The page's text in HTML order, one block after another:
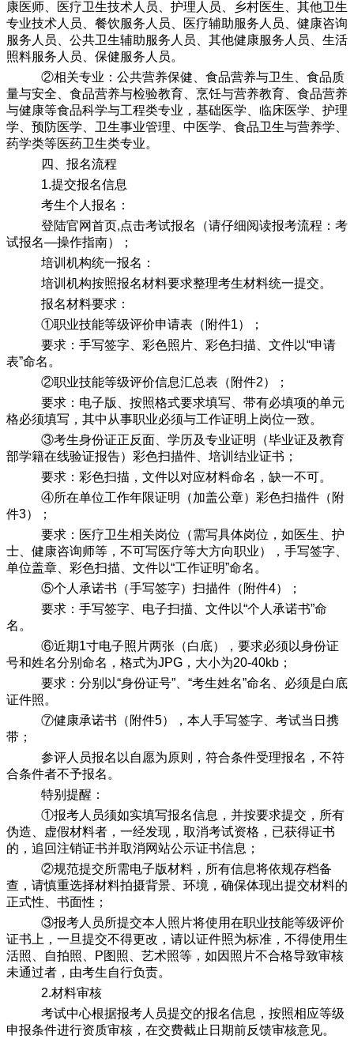
康医师、医疗卫生技术人员、护理人员、乡村医生、其他卫生
专业技术人员、餐饮服务人员、医疗辅助服务人员、健康咨询
服务人员、公共卫生辅助服务人员、其他健康服务人员、生活
照料服务人员、保健服务人员。
②相关专业：公共营养保健、食品营养与卫生、食品质
量与安全、食品营养与检验教育、烹饪与营养教育、食品营养
与健康等食品科学与工程类专业，基础医学、临床医学、护理
学、预防医学、卫生事业管理、中医学、食品卫生与营养学、
药学类等医药卫生类专业。
四、报名流程
1.提交报名信息
考生个人报名：
登陆官网首页,点击考试报名（请仔细阅读报考流程：考
试报名—操作指南）；
培训机构统一报名：
培训机构按照报名材料要求整理考生材料统一提交。
报名材料要求：
①职业技能等级评价申请表（附件1）；
要求：手写签字、彩色照片、彩色扫描、文件以“申请
表”命名。
②职业技能等级评价信息汇总表（附件2）；
要求：电子版、按照格式要求填写、带有必填项的单元
格必须填写，其中从事职业必须与工作证明上岗位一致。
③考生身份证正反面、学历及专业证明（毕业证及教育
部学籍在线验证报告）彩色扫描件、培训结业证书；
要求：彩色扫描，文件以对应材料命名，缺一不可。
④所在单位工作年限证明（加盖公章）彩色扫描件（附
件3）；
要求：医疗卫生相关岗位（需写具体岗位，如医生、护
士、健康咨询师等，不可写医疗等大方向职业），手写签字、
单位盖章、彩色扫描、文件以“工作证明”命名。
⑤个人承诺书（手写签字）扫描件（附件4）；
要求：手写签字、电子扫描、文件以“个人承诺书”命
名。
⑥近期1寸电子照片两张（白底），要求必须以身份证
号和姓名分别命名，格式为JPG，大小为20-40kb；
要求：分别以“身份证号”、“考生姓名”命名、必须是白底
证件照。
⑦健康承诺书（附件5），本人手写签字、考试当日携
带；
参评人员报名以自愿为原则，符合条件受理报名，不符
合条件者不予报名。
特别提醒：
①报考人员须如实填写报名信息，并按要求提交，所有
伪造、虚假材料者，一经发现，取消考试资格，已获得证书
的，追回注销证书并取消网站公示证书信息；
②规范提交所需电子版材料，所有信息将依规存档备
查，请慎重选择材料拍摄背景、环境，确保体现出提交材料的
正式性、书面性；
③报考人员所提交本人照片将使用在职业技能等级评价
证书上，一旦提交不得更改，请以证件照为标准，不得使用生
活照、自拍照、P图照、艺术照等，如因照片不合格导致审核
未通过者，由考生自行负责。
2.材料审核
考试中心根据报考人员提交的报名信息，按照相应等级
申报条件进行资质审核，在交费截止日期前反馈审核意见。